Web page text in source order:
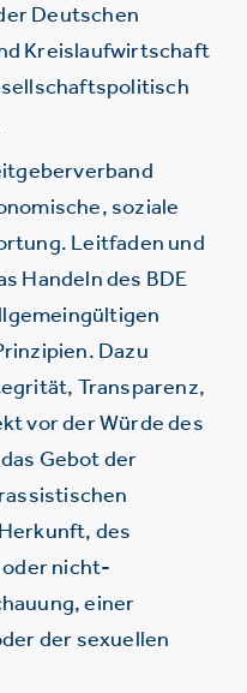
Deutschen
Kreislaufwirtschaft
soziale
Leitfaden und
Handeln des BDE
Dazu
Transparenz,
vor der Würde des
Gebot der
des
oder nicht-
einer
der sexuellen